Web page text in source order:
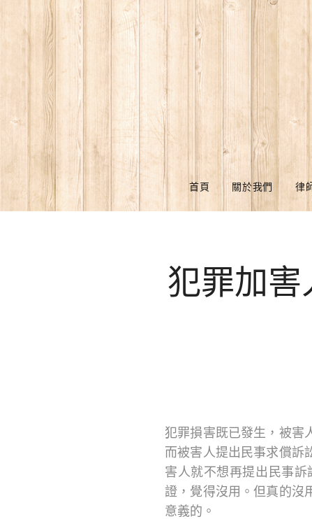
首頁 關於我們 律
犯罪加
犯罪損害既已發生，被害
而被害人提出民事求償訴
害人就不想再提出民事
證，覺得沒用。但真的沒
意義的。